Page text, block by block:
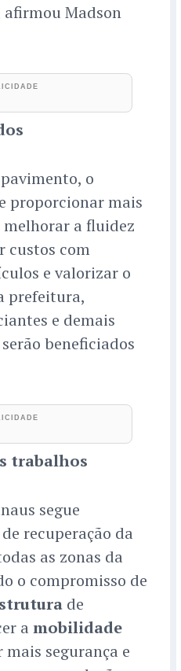
afirmou Madson
o
proporcionar mais
melhorar a fluidez
custos com
e valorizar o
prefeitura,
e demais
beneficiados
trabalhos
segue
recuperação da
as zonas da
o compromisso de
de
a mobilidade
segurança e